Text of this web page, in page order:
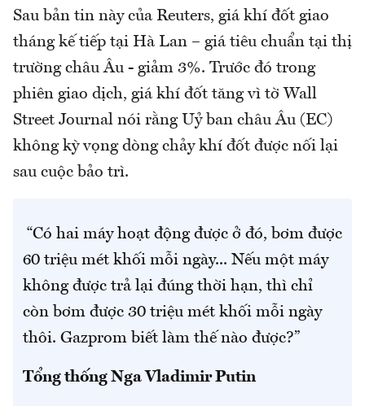
Sau bản tin này của Reuters, giá khí đốt giao
tháng kế tiếp tại Hà Lan – giá tiêu chuẩn tại thị
trường châu Âu - giảm 3%. Trước đó trong
phiên giao dịch, giá khí đốt tăng vì tờ Wall
Street Journal nói rằng Uỷ ban châu Âu (EC)
không kỳ vọng dòng chảy khí đốt được nối lại
sau cuộc bảo trì.
“Có hai máy hoạt động được ở đó, bơm được
60 triệu mét khối mỗi ngày... Nếu một máy
không được trả lại đúng thời hạn, thì chỉ
còn bơm được 30 triệu mét khối mỗi ngày
thôi. Gazprom biết làm thế nào được?”
Tổng thống Nga Vladimir Putin